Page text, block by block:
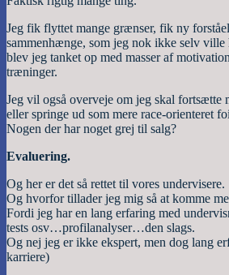
Jeg fik flyttet mange grænser, fik ny
sammenhænge, som jeg nok ikke selv ville
blev jeg tanket op med masser af
træninger.
Jeg vil også overveje om jeg skal fortsætte
eller springe ud som mere race-orienteret
Nogen der har noget grej til salg?
Evaluering.
Og her er det så rettet til vores undervisere.
Og hvorfor tillader jeg mig så at komme
Fordi jeg har en lang erfaring med
tests osv…profilanalyser…den slags.
Og nej jeg er ikke ekspert, men dog lang
karriere)